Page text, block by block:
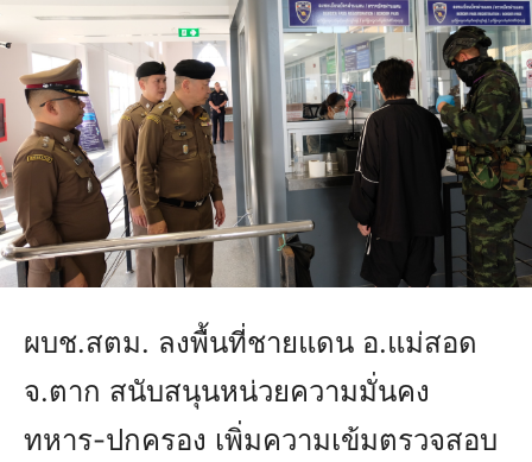
ผบช.สตม. ลงพื้นที่ชายแดน อ.แม่สอด
จ.ตาก สนับสนุนหน่วยความมั่นคง
ทหาร-ปกครอง เพิ่มความเข้มตรวจสอบ